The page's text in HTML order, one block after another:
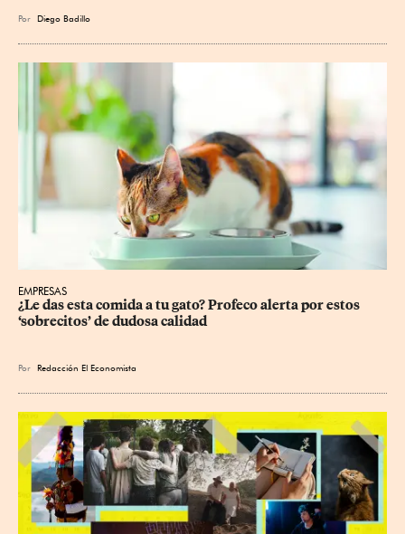
Por Diego Badillo
EMPRESAS
¿Le das esta comida a tu gato? Profeco alerta por estos
‘sobrecitos’ de dudosa calidad
Por Redacción El Economista